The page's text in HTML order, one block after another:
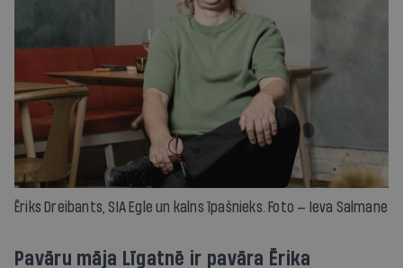
Ēriks Dreibants, SIA Egle un kalns īpašnieks. Foto — Ieva Salmane
Pavāru māja Līgatnē ir pavāra Ērika